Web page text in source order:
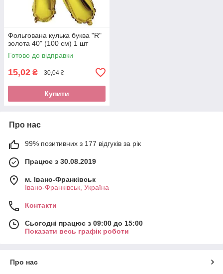
Фольгована кулька буква "R"
золота 40" (100 см) 1 шт
Готово до відправки
15,02 ₴ 30,04 ₴
Купити
Про нас
99% позитивних з 177 відгуків за рік
Працює з 30.08.2019
м. Івано-Франківськ
Івано-Франківськ, Україна
Контакти
Сьогодні працює з 09:00 до 15:00
Показати весь графік роботи
Про нас